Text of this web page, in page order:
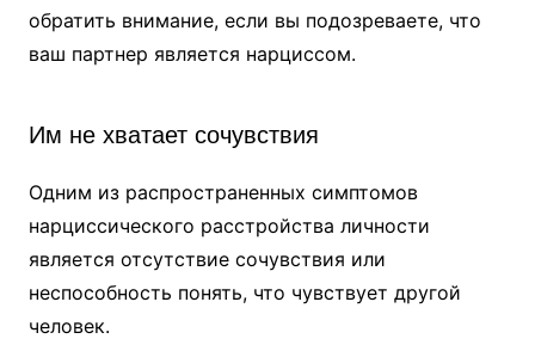
обратить внимание, если вы подозреваете, что
ваш партнер является нарциссом.
Им не хватает сочувствия
Одним из распространенных симптомов
нарциссического расстройства личности
является отсутствие сочувствия или
неспособность понять, что чувствует другой
человек.